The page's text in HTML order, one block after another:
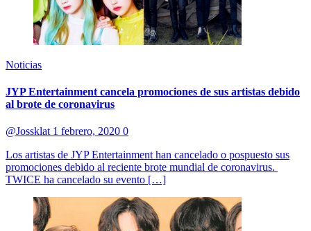
Noticias
JYP Entertainment cancela promociones de sus artistas debido
al brote de coronavirus
@Jossklat 1 febrero, 2020 0
Los artistas de JYP Entertainment han cancelado o pospuesto sus
promociones debido al reciente brote mundial de coronavirus.
TWICE ha cancelado su evento […]